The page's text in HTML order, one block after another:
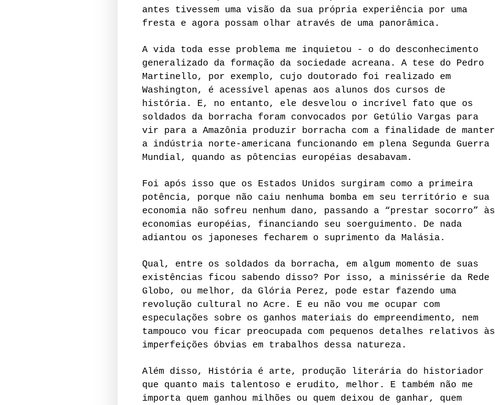
antes tivessem uma visão da sua própria experiência por uma
fresta e agora possam olhar através de uma panorâmica.
A vida toda esse problema me inquietou - o do desconhecimento
generalizado da formação da sociedade acreana. A tese do Pedro
Martinello, por exemplo, cujo doutorado foi realizado em
Washington, é acessível apenas aos alunos dos cursos de
história. E, no entanto, ele desvelou o incrível fato que os
soldados da borracha foram convocados por Getúlio Vargas para
vir para a Amazônia produzir borracha com a finalidade de manter
a indústria norte-americana funcionando em plena Segunda Guerra
Mundial, quando as pôtencias européias desabavam.
Foi após isso que os Estados Unidos surgiram como a primeira
potência, porque não caiu nenhuma bomba em seu território e sua
economia não sofreu nenhum dano, passando a “prestar socorro” às
economias européias, financiando seu soerguimento. De nada
adiantou os japoneses fecharem o suprimento da Malásia.
Qual, entre os soldados da borracha, em algum momento de suas
existências ficou sabendo disso? Por isso, a minissérie da Rede
Globo, ou melhor, da Glória Perez, pode estar fazendo uma
revolução cultural no Acre. E eu não vou me ocupar com
especulações sobre os ganhos materiais do empreendimento, nem
tampouco vou ficar preocupada com pequenos detalhes relativos às
imperfeições óbvias em trabalhos dessa natureza.
Além disso, História é arte, produção literária do historiador
que quanto mais talentoso e erudito, melhor. E também não me
importa quem ganhou milhões ou quem deixou de ganhar, quem